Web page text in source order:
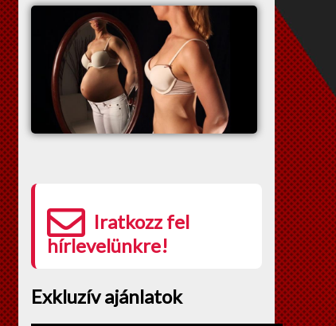
Iratkozz fel
hírlevelünkre!
Exkluzív ajánlatok